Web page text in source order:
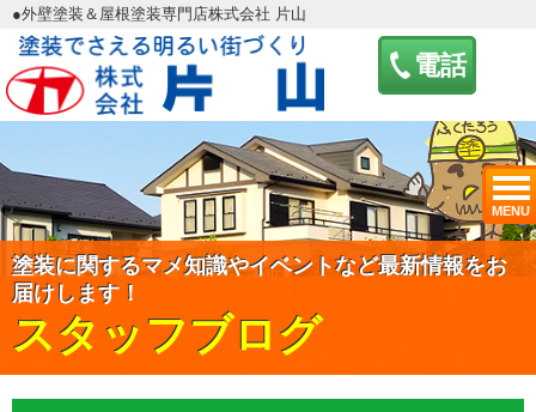
電話
MENU
●外壁塗装＆屋根塗装専門店株式会社 片山
塗装に関するマメ知識やイベントなど最新情報をお
届けします！
スタッフブログ